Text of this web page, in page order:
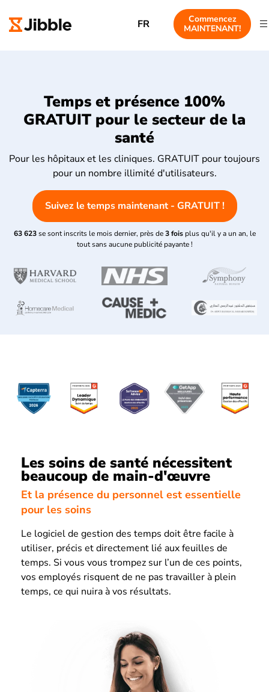
FR
Commencez
MAINTENANT!
Temps et présence 100%
GRATUIT pour le secteur de la
santé
Pour les hôpitaux et les cliniques. GRATUIT pour toujours
pour un nombre illimité d'utilisateurs.
Suivez le temps maintenant - GRATUIT !
63 623 se sont inscrits le mois dernier, près de 3 fois plus qu'il y a un an, le
tout sans aucune publicité payante !
Les soins de santé nécessitent
beaucoup de main-d'œuvre
Et la présence du personnel est essentielle
pour les soins
Le logiciel de gestion des temps doit être facile à
utiliser, précis et directement lié aux feuilles de
temps. Si vous vous trompez sur l’un de ces points,
vos employés risquent de ne pas travailler à plein
temps, ce qui nuira à vos résultats.